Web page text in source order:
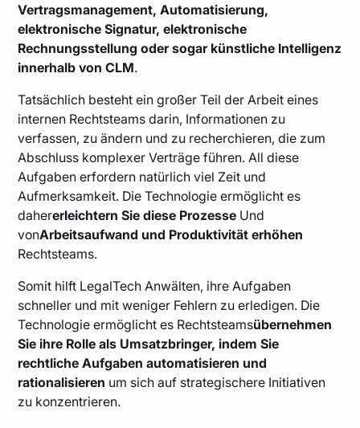
Vertragsmanagement, Automatisierung,
elektronische Signatur, elektronische
Rechnungsstellung oder sogar künstliche Intelligenz
innerhalb von CLM.
Tatsächlich besteht ein großer Teil der Arbeit eines
internen Rechtsteams darin, Informationen zu
verfassen, zu ändern und zu recherchieren, die zum
Abschluss komplexer Verträge führen. All diese
Aufgaben erfordern natürlich viel Zeit und
Aufmerksamkeit. Die Technologie ermöglicht es
dahererleichtern Sie diese Prozesse Und
vonArbeitsaufwand und Produktivität erhöhen
Rechtsteams.
Somit hilft LegalTech Anwälten, ihre Aufgaben
schneller und mit weniger Fehlern zu erledigen. Die
Technologie ermöglicht es Rechtsteamsübernehmen
Sie ihre Rolle als Umsatzbringer, indem Sie
rechtliche Aufgaben automatisieren und
rationalisieren um sich auf strategischere Initiativen
zu konzentrieren.